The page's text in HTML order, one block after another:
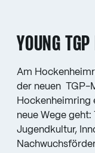
YOUNG
Am
der neuen TGP-
Hockenheimring
neue Wege
Jugendkultur,